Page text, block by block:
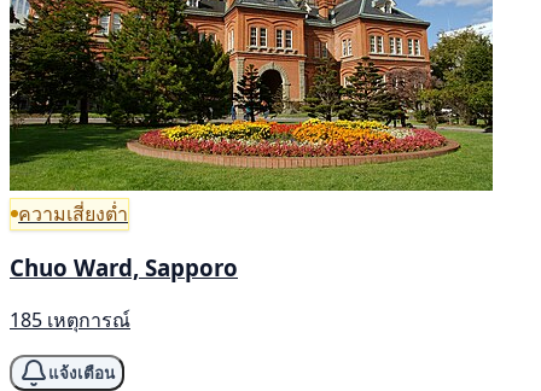
ความเสี่ยงต่ำ
Chuo Ward, Sapporo
185 เหตุการณ์
แจ้งเตือน